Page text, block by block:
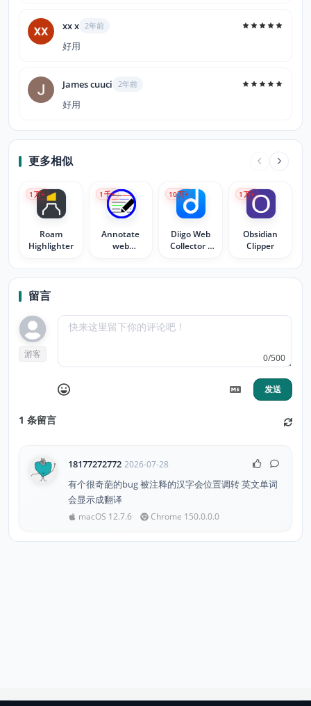
xx x 2年前
好用
James cuuci 2年前
好用
更多相似
Roam
Highlighter
1 万+
Annotate
web
1 千+
Diigo Web
Collector -
Annotate
10万+
Obsidian
Clipper
1 万+
留言
游客 0/500
发送
1 条留言
18177272772 2026-07-28
有个很奇葩的bug 被注释的汉字会位置调转 英文单词
会显示成翻译
macOS 12.7.6 Chrome 150.0.0.0